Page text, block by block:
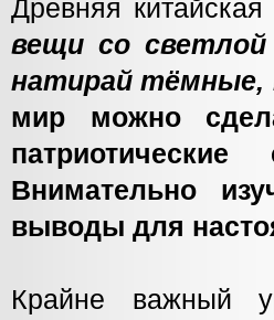
Древняя китайская
вещи со
натирай тёмные,
мир можно
Внимательно
выводы для
Крайне важный